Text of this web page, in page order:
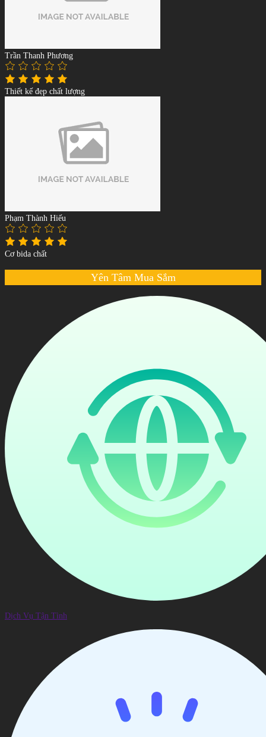
Trần Thanh Phương
Thiết kế đẹp chất lượng
Phạm Thành Hiếu
Cơ bida chất
Yên Tâm Mua Sắm
Dịch Vụ Tận Tình